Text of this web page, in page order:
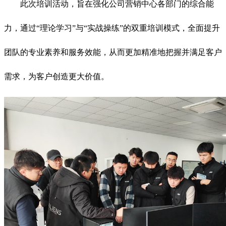
此次培训活动，旨在强化公司营销中心各部门的综合能
力，通过“理论学习”与“实战操练”的双重培训模式，全面提升
团队的专业素养和服务效能，从而更加精准地把握并满足客户
需求，为客户创造更大价值。